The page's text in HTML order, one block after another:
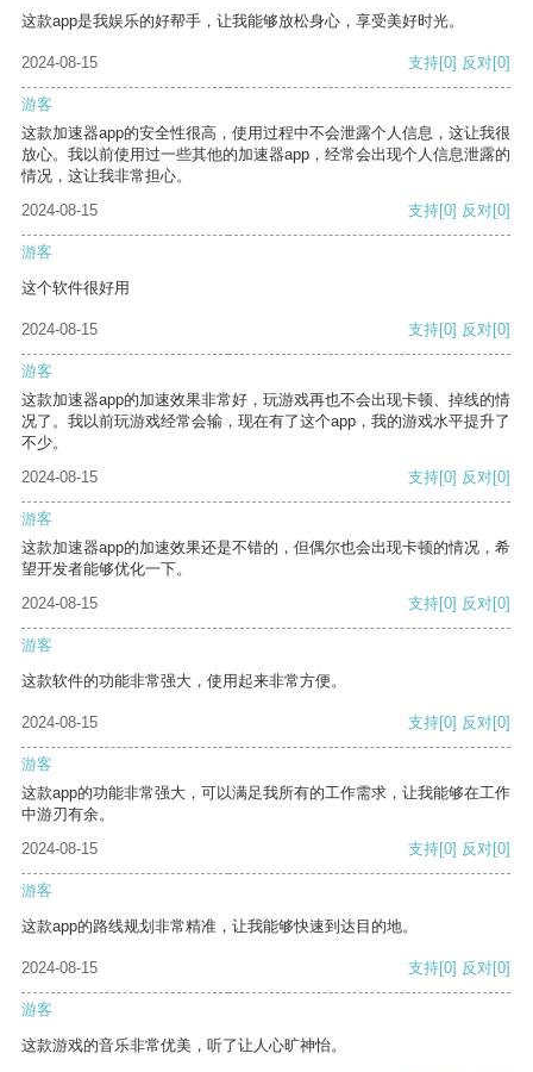
这款app是我娱乐的好帮手，让我能够放松身心，享受美好时光。
2024-08-15 支持[0] 反对[0]
游客
这款加速器app的安全性很高，使用过程中不会泄露个人信息，这让我很
放心。我以前使用过一些其他的加速器app，经常会出现个人信息泄露的
情况，这让我非常担心。
2024-08-15
支持[0] 反对[0]
游客
这个软件很好用
2024-08-15 支持[0] 反对[0]
游客
这款加速器app的加速效果非常好，玩游戏再也不会出现卡顿、掉线的情
况了。我以前玩游戏经常会输，现在有了这个app，我的游戏水平提升了
不少。
2024-08-15
支持[0] 反对[0]
游客
这款加速器app的加速效果还是不错的，但偶尔也会出现卡顿的情况，希
望开发者能够优化一下。
2024-08-15
支持[0] 反对[0]
游客
这款软件的功能非常强大，使用起来非常方便。
2024-08-15 支持[0] 反对[0]
游客
这款app的功能非常强大，可以满足我所有的工作需求，让我能够在工作
中游刃有余。
2024-08-15
支持[0] 反对[0]
游客
这款app的路线规划非常精准，让我能够快速到达目的地。
2024-08-15 支持[0] 反对[0]
游客
这款游戏的音乐非常优美，听了让人心旷神怡。